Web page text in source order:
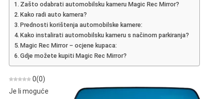
Kamere
Zašto odabrati automobilsku kameru Magic Rec Mirror?
Kako radi auto kamera?
Prednosti korištenja automobilske kamere:
Kako instalirati automobilsku kameru s načinom parkiranja?
Magic Rec Mirror – ocjene kupaca:
Gdje možete kupiti Magic Rec Mirror?
0(0)
Je li moguće